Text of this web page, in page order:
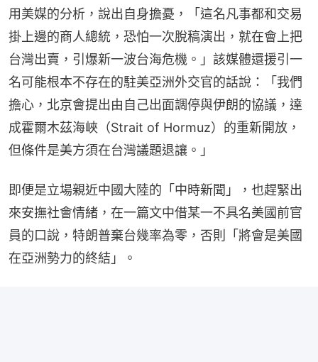
用美媒的分析，說出自身擔憂，「這名凡事都和交易
掛上邊的商人總統，恐怕一次脫稿演出，就在會上把
台灣出賣，引爆新一波台海危機。」該媒體還援引一
名可能根本不存在的駐美亞洲外交官的話說：「我們
擔心，北京會提出由自己出面調停與伊朗的協議，達
成霍爾木茲海峽（Strait of Hormuz）的重新開放，
但條件是美方須在台灣議題退讓。」
即便是立場親近中國大陸的「中時新聞」，也趕緊出
來安撫社會情緒，在一篇文中借某一不具名美國前官
員的口說，特朗普棄台幾率為零，否則「將會是美國
在亞洲勢力的終結」。